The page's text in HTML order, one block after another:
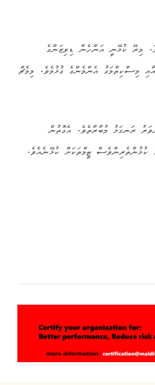
މިރޭ ކުޅޭނީ އަންހެން ޑިވިޒަންގެ
މިސްކިތްމަގު އެންމެންގެ ގުޅުމެވެ. މިމެޗް
ރަނގަޅު މުބާރާތެވެ. އެގޮތުން
ކުޅުންތެރިންވެސް ޓީމްތަކަށް ކުޅޭނެއެވެ.